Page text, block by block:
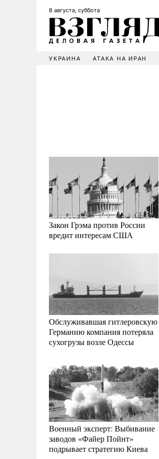
8 августа, суббота
УКРАИНА АТАКА НА ИРАН
Закон Грэма против России
вредит интересам США
Обслуживавшая гитлеровскую
Германию компания потеряла
сухогрузы возле Одессы
Военный эксперт: Выбивание
заводов «Файер Пойнт»
подрывает стратегию Киева